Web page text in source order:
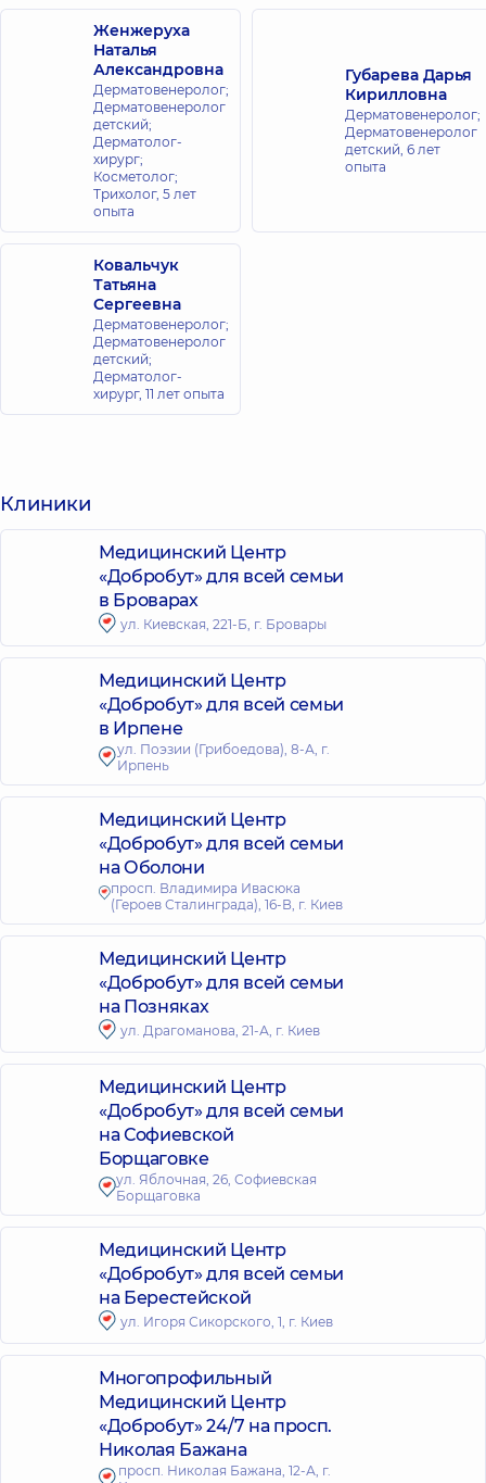
Женжеруха
Наталья
Александровна
Дерматовенеролог;
Дерматовенеролог
детский;
Дерматолог-
хирург;
Косметолог;
Трихолог, 5 лет
опыта
Губарева Дарья
Кирилловна
Дерматовенеролог;
Дерматовенеролог
детский, 6 лет
опыта
Ковальчук
Татьяна
Сергеевна
Дерматовенеролог;
Дерматовенеролог
детский;
Дерматолог-
хирург, 11 лет опыта
Клиники
Медицинский Центр
«Добробут» для всей семьи
в Броварах
ул. Киевская, 221-Б, г. Бровары
Медицинский Центр
«Добробут» для всей семьи
в Ирпене
ул. Поэзии (Грибоедова), 8-А, г.
Ирпень
Медицинский Центр
«Добробут» для всей семьи
на Оболони
просп. Владимира Ивасюка
(Героев Сталинграда), 16-В, г. Киев
Медицинский Центр
«Добробут» для всей семьи
на Позняках
ул. Драгоманова, 21-А, г. Киев
Медицинский Центр
«Добробут» для всей семьи
на Софиевской
Борщаговке
ул. Яблочная, 26, Софиевская
Борщаговка
Медицинский Центр
«Добробут» для всей семьи
на Берестейской
ул. Игоря Сикорского, 1, г. Киев
Многопрофильный
Медицинский Центр
«Добробут» 24/7 на просп.
Николая Бажана
просп. Николая Бажана, 12-А, г.